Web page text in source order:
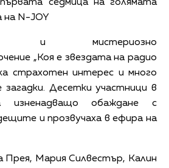
седмица на голямата
на N-JOY
и мистериозно
„Коя е звездата на радио
страхотен интерес и много
загадки. Десетки участници в
изненадващо обаждане с
и прозвучаха в ефира на
Прея, Мария Силвестър, Калин